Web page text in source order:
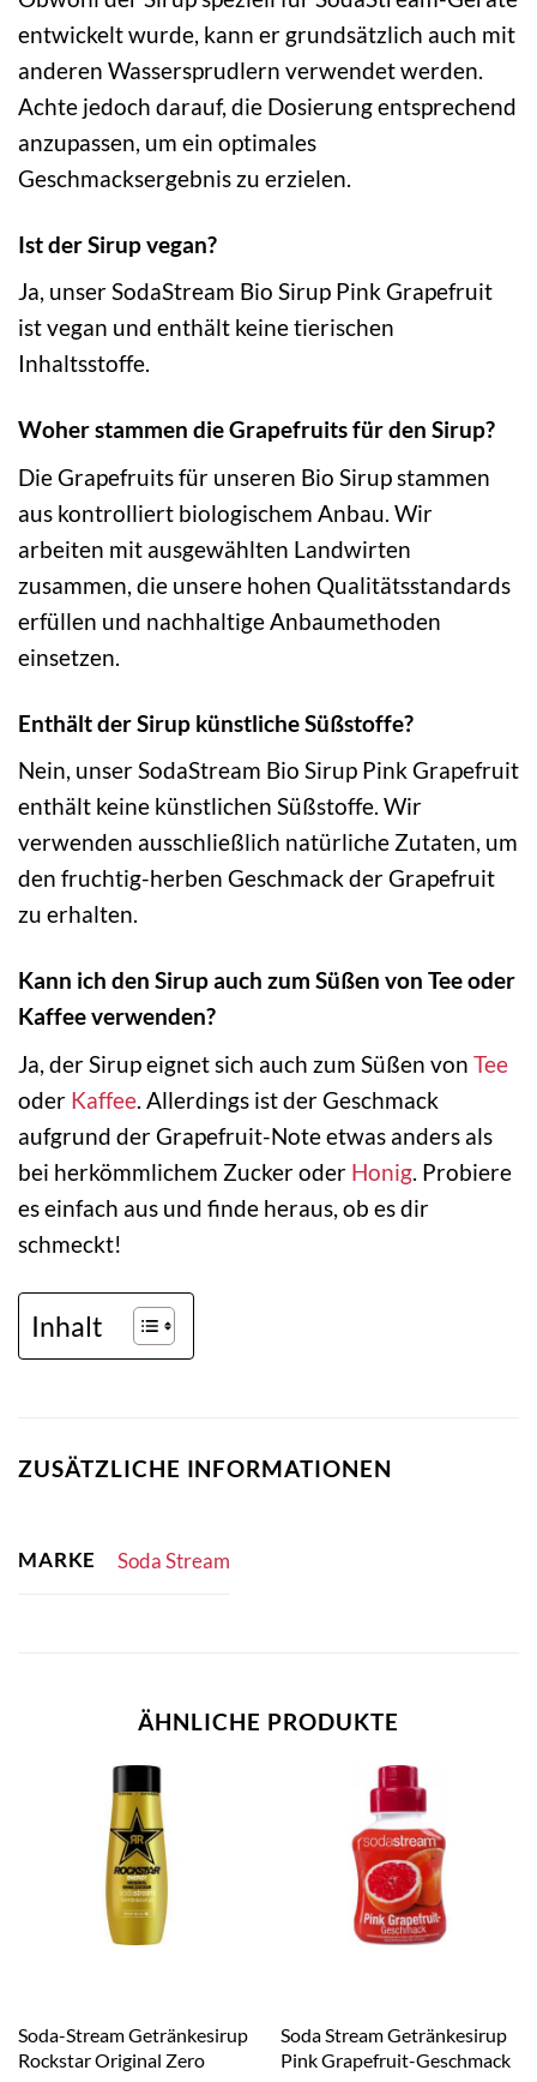
entwickelt wurde, kann er grundsätzlich auch mit
anderen Wassersprudlern verwendet werden.
Achte jedoch darauf, die Dosierung entsprechend
anzupassen, um ein optimales
Geschmacksergebnis zu erzielen.
Ist der Sirup vegan?
Ja, unser SodaStream Bio Sirup Pink Grapefruit
ist vegan und enthält keine tierischen
Inhaltsstoffe.
Woher stammen die Grapefruits für den Sirup?
Die Grapefruits für unseren Bio Sirup stammen
aus kontrolliert biologischem Anbau. Wir
arbeiten mit ausgewählten Landwirten
zusammen, die unsere hohen Qualitätsstandards
erfüllen und nachhaltige Anbaumethoden
einsetzen.
Enthält der Sirup künstliche Süßstoffe?
Nein, unser SodaStream Bio Sirup Pink Grapefruit
enthält keine künstlichen Süßstoffe. Wir
verwenden ausschließlich natürliche Zutaten, um
den fruchtig-herben Geschmack der Grapefruit
zu erhalten.
Kann ich den Sirup auch zum Süßen von Tee oder
Kaffee verwenden?
Ja, der Sirup eignet sich auch zum Süßen von Tee
oder Kaffee. Allerdings ist der Geschmack
aufgrund der Grapefruit-Note etwas anders als
bei herkömmlichem Zucker oder Honig. Probiere
es einfach aus und finde heraus, ob es dir
schmeckt!
Inhalt
ZUSÄTZLICHE INFORMATIONEN
MARKE Soda Stream
ÄHNLICHE PRODUKTE
Soda-Stream Getränkesirup
Rockstar Original Zero
Soda Stream Getränkesirup
Pink Grapefruit-Geschmack